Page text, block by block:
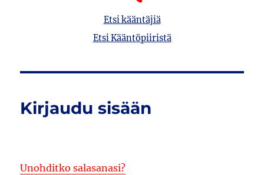
Etsi kääntäjiä
Etsi Kääntöpiiristä
Kirjaudu sisään
Unohditko salasanasi?